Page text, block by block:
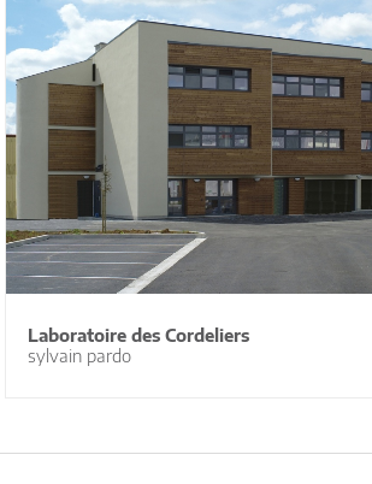
Laboratoire des Cordeliers
sylvain pardo